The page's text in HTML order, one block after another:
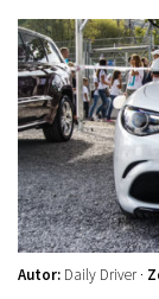
Kalkulatory
Przelicznik
Auto z
Galerie
Autor: Daily Driver ·